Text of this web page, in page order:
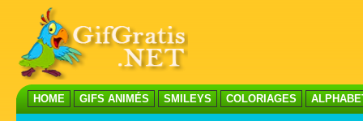
HOME GIFS ANIMÉS SMILEYS COLORIAGES